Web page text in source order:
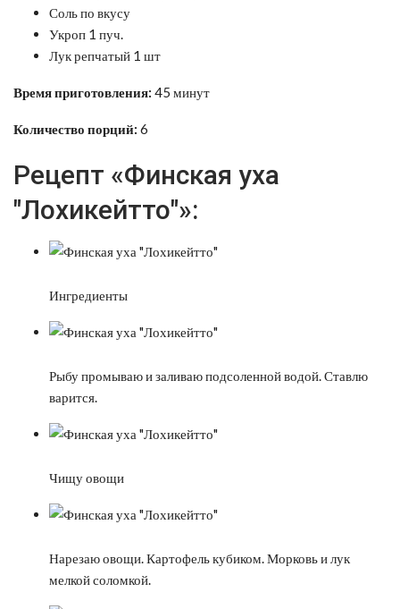
Соль по вкусу
Укроп 1 пуч.
Лук репчатый 1 шт
Время приготовления: 45 минут
Количество порций: 6
Рецепт «Финская уха
"Лохикейтто"»:
Ингредиенты
Рыбу промываю и заливаю подсоленной водой. Ставлю
варится.
Чищу овощи
Нарезаю овощи. Картофель кубиком. Морковь и лук
мелкой соломкой.